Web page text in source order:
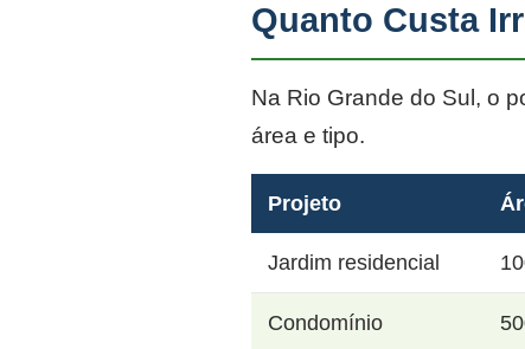
Quanto Custa
Na Rio Grande do Sul, o
área e tipo.
Projeto
Jardim residencial
Condomínio